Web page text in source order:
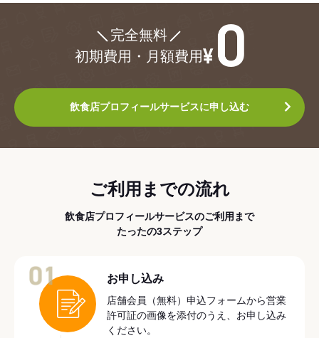
完全無料
初期費用・月額費用
飲食店プロフィールサービスに申し込む
ご利用までの流れ
飲食店プロフィールサービスのご利用まで
たったの3ステップ
お申し込み
店舗会員（無料）申込フォームから営業
許可証の画像を添付のうえ、お申し込み
ください。